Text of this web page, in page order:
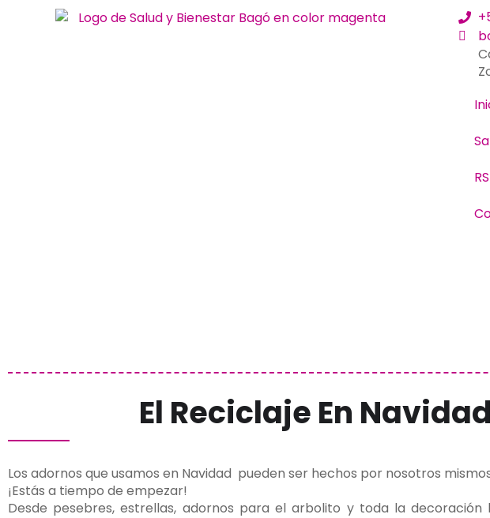
El Reciclaje En Navidad
Los adornos que usamos en Navidad pueden ser hechos por nosotros
¡Estás a tiempo de empezar!
Desde pesebres, estrellas, adornos para el arbolito y toda la decoración